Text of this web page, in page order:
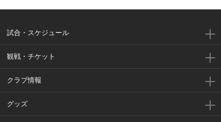
試合・スケジュール
観戦・チケット
クラブ情報
グッズ